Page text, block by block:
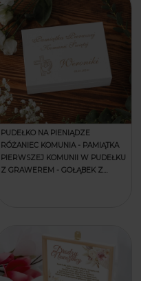
PUDEŁKO NA PIENIĄDZE
RÓŻANIEC KOMUNIA - PAMIĄTKA
PIERWSZEJ KOMUNII W PUDEŁKU
Z GRAWEREM - GOŁĄBEK Z